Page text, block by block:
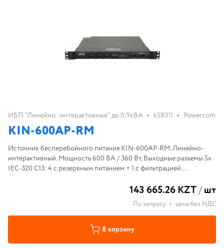
ИБП "Линейно - интерактивные" до 0,9кВА • k58311 • Powercom
KIN-600AP-RM
Источник бесперебойного питания KIN-600AP-RM. Линейно-
интерактивный. Мощность 600 ВА / 360 Вт, Выходные разъемы 5х
IEC-320 С13: 4 с резервным питанием + 1 с фильтрацией.
143 665.26 KZT/шт
По запросу • цена без НДС
В корзину